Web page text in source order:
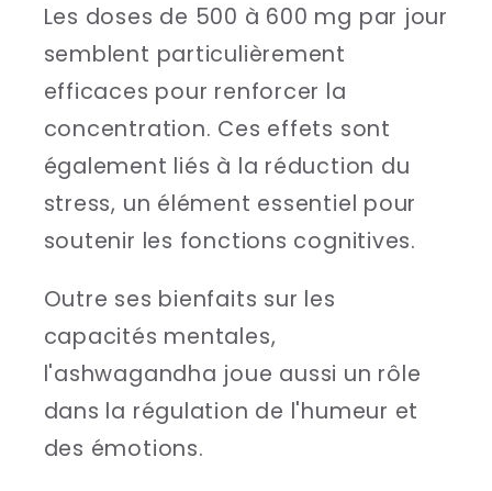
Les doses de 500 à 600 mg par jour
semblent particulièrement
efficaces pour renforcer la
concentration. Ces effets sont
également liés à la réduction du
stress, un élément essentiel pour
soutenir les fonctions cognitives.
Outre ses bienfaits sur les
capacités mentales,
l'ashwagandha joue aussi un rôle
dans la régulation de l'humeur et
des émotions.